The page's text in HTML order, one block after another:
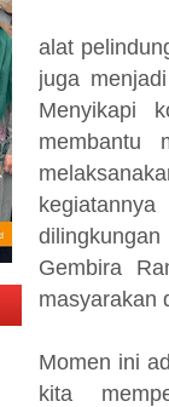
alat
juga
Menyikapi
membantu
Gembira
masyarakan
Momen ini
kita